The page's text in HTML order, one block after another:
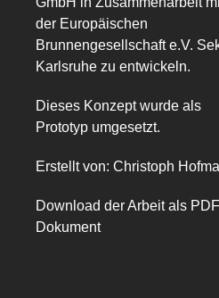
der Europäischen
Brunnengesellschaft e.V.
Karlsruhe zu entwickeln.
Dieses Konzept wurde als
Prototyp umgesetzt.
Erstellt von: Christoph
Download der Arbeit als
Dokument